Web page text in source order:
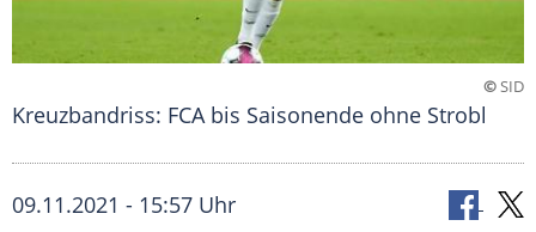
©SID
Kreuzbandriss: FCA bis Saisonende ohne Strobl
09.11.2021 - 15:57 Uhr